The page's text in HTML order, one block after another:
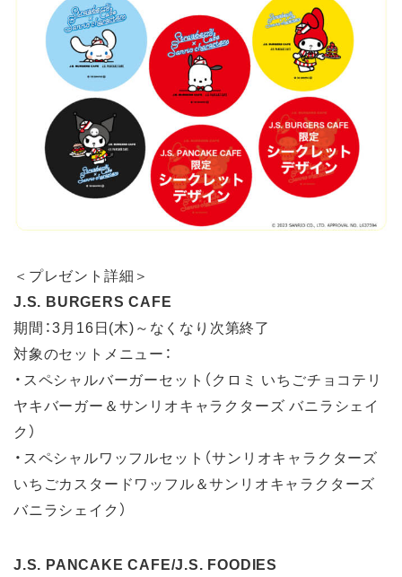
＜プレゼント詳細＞
J.S. BURGERS CAFE
期間：3月16日(木)～なくなり次第終了
対象のセットメニュー：
・スペシャルバーガーセット（クロミ いちごチョコテリ
ヤキバーガー＆サンリオキャラクターズ バニラシェイ
ク）
・スペシャルワッフルセット（サンリオキャラクターズ
いちごカスタードワッフル＆サンリオキャラクターズ
バニラシェイク）
J.S. PANCAKE CAFE/J.S. FOODIES